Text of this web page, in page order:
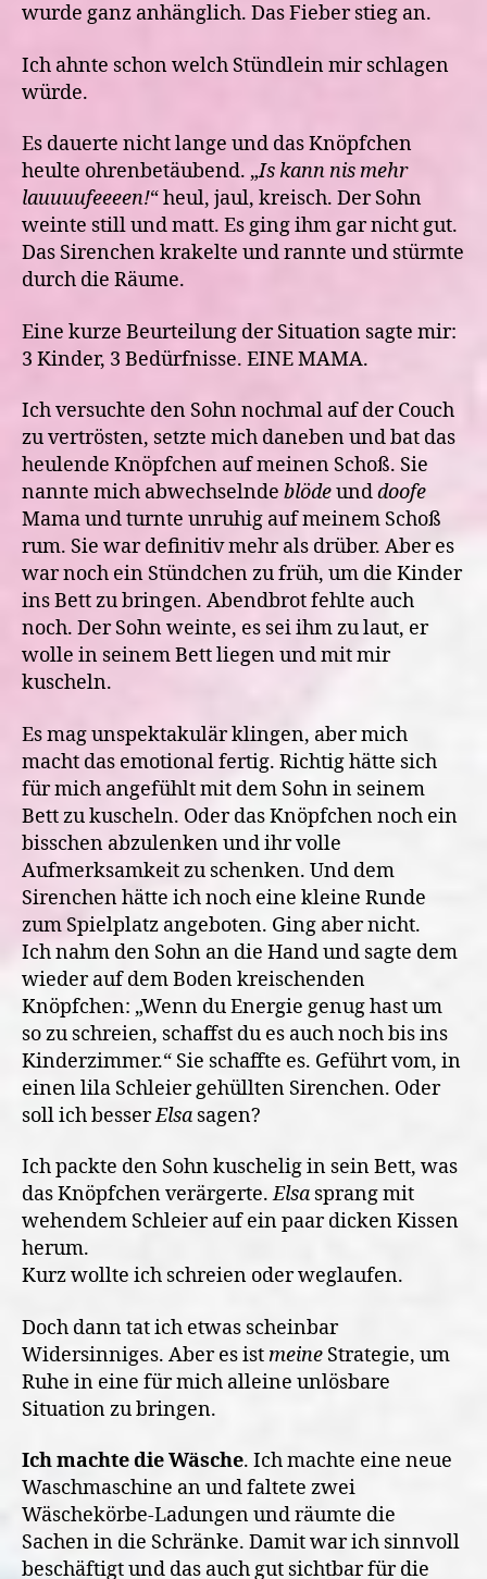
wurde ganz anhänglich. Das Fieber stieg an.
Ich ahnte schon welch Stündlein mir schlagen
würde.
Es dauerte nicht lange und das Knöpfchen
heulte ohrenbetäubend. „Is kann nis mehr
lauuuufeeeen!“ heul, jaul, kreisch. Der Sohn
weinte still und matt. Es ging ihm gar nicht gut.
Das Sirenchen krakelte und rannte und stürmte
durch die Räume.
Eine kurze Beurteilung der Situation sagte mir:
3 Kinder, 3 Bedürfnisse. EINE MAMA.
Ich versuchte den Sohn nochmal auf der Couch
zu vertrösten, setzte mich daneben und bat das
heulende Knöpfchen auf meinen Schoß. Sie
nannte mich abwechselnde blödeunddoofe
Mama und turnte unruhig auf meinem Schoß
rum. Sie war definitiv mehr als drüber. Aber es
war noch ein Stündchen zu früh, um die Kinder
ins Bett zu bringen. Abendbrot fehlte auch
noch. Der Sohn weinte, es sei ihm zu laut, er
wolle in seinem Bett liegen und mit mir
kuscheln.
Es mag unspektakulär klingen, aber mich
macht das emotional fertig. Richtig hätte sich
für mich angefühlt mit dem Sohn in seinem
Bett zu kuscheln. Oder das Knöpfchen noch ein
bisschen abzulenken und ihr volle
Aufmerksamkeit zu schenken. Und dem
Sirenchen hätte ich noch eine kleine Runde
zum Spielplatz angeboten. Ging aber nicht.
Ich nahm den Sohn an die Hand und sagte dem
wieder auf dem Boden kreischenden
Knöpfchen: „Wenn du Energie genug hast um
so zu schreien, schaffst du es auch noch bis ins
Kinderzimmer.“ Sie schaffte es. Geführt vom, in
einen lila Schleier gehüllten Sirenchen. Oder
soll ich besserElsa sagen?
Ich packte den Sohn kuschelig in sein Bett, was
das Knöpfchen verärgerte.Elsa sprang mit
wehendem Schleier auf ein paar dicken Kissen
herum.
Kurz wollte ich schreien oder weglaufen.
Doch dann tat ich etwas scheinbar
Widersinniges. Aber es ist meine Strategie, um
Ruhe in eine für mich alleine unlösbare
Situation zu bringen.
Ich machte die Wäsche. Ich machte eine neue
Waschmaschine an und faltete zwei
Wäschekörbe-Ladungen und räumte die
Sachen in die Schränke. Damit war ich sinnvoll
beschäftigt und das auch gut sichtbar für die